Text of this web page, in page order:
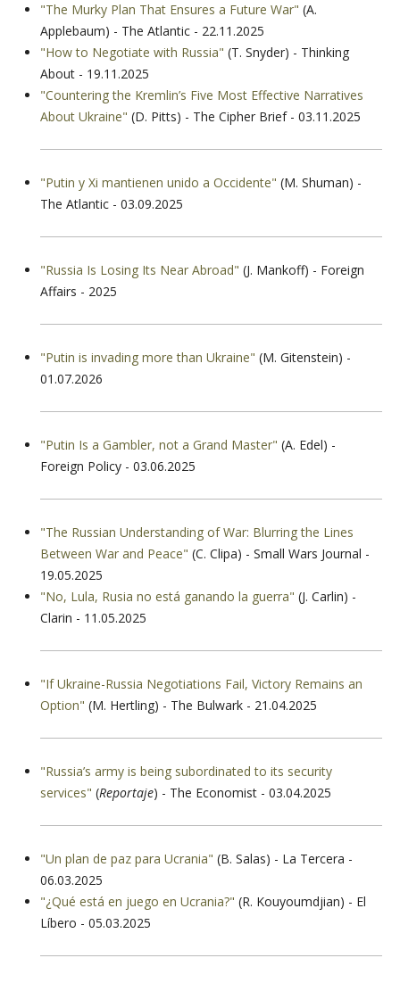
"The Murky Plan That Ensures a Future War" (A.
Applebaum) - The Atlantic - 22.11.2025
"How to Negotiate with Russia" (T. Snyder) - Thinking
About - 19.11.2025
"Countering the Kremlin’s Five Most Effective Narratives
About Ukraine" (D. Pitts) - The Cipher Brief - 03.11.2025
"Putin y Xi mantienen unido a Occidente" (M. Shuman) -
The Atlantic - 03.09.2025
"Russia Is Losing Its Near Abroad" (J. Mankoff) - Foreign
Affairs - 2025
"Putin is invading more than Ukraine" (M. Gitenstein) -
01.07.2026
"Putin Is a Gambler, not a Grand Master" (A. Edel) -
Foreign Policy - 03.06.2025
"The Russian Understanding of War: Blurring the Lines
Between War and Peace" (C. Clipa) - Small Wars Journal -
19.05.2025
"No, Lula, Rusia no está ganando la guerra" (J. Carlin) -
Clarin - 11.05.2025
"If Ukraine-Russia Negotiations Fail, Victory Remains an
Option" (M. Hertling) - The Bulwark - 21.04.2025
"Russia’s army is being subordinated to its security
services" (Reportaje) - The Economist - 03.04.2025
"Un plan de paz para Ucrania" (B. Salas) - La Tercera -
06.03.2025
"¿Qué está en juego en Ucrania?" (R. Kouyoumdjian) - El
Líbero - 05.03.2025